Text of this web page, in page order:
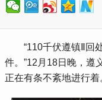
“110千伏遵镇Ⅱ回处
件。”12月18日晚，遵
正在有条不紊地进行着